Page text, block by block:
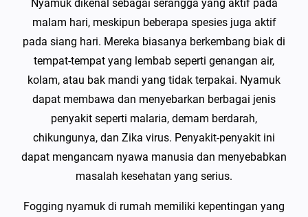
Nyamuk dikenal sebagai serangga yang aktif pada
malam hari, meskipun beberapa spesies juga aktif
pada siang hari. Mereka biasanya berkembang biak di
tempat-tempat yang lembab seperti genangan air,
kolam, atau bak mandi yang tidak terpakai. Nyamuk
dapat membawa dan menyebarkan berbagai jenis
penyakit seperti malaria, demam berdarah,
chikungunya, dan Zika virus. Penyakit-penyakit ini
dapat mengancam nyawa manusia dan menyebabkan
masalah kesehatan yang serius.
Fogging nyamuk di rumah memiliki kepentingan yang